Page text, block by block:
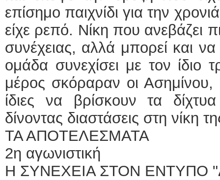
επίσημο παιχνίδι για την
είχε ρεπό. Νίκη που ανεβάζει
συνέχειας, αλλά μπορεί και
ομάδα συνεχίσει με τον
μέρος σκόραραν οι
ίδιες να βρίσκουν τα
δίνοντας διαστάσεις στη νίκη
ΤΑ ΑΠΟΤΕΛΕΣΜΑΤΑ
2η αγωνιστική
Η ΣΥΝΕΧΕΙΑ ΣΤΟΝ ΕΝΤΥΠΟ